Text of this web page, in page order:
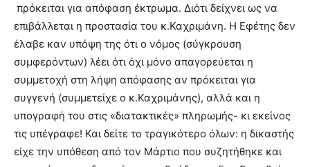
πρόκειται για απόφαση έκτρωμα. Διότι δείχνει ως να
επιβάλλεται η προστασία του κ.Καχριμάνη. Η Εφέτης δεν
έλαβε καν υπόψη της ότι ο νόμος (σύγκρουση
συμφερόντων) λέει ότι όχι μόνο απαγορεύεται η
συμμετοχή στη λήψη απόφασης αν πρόκειται για
συγγενή (συμμετείχε ο κ.Καχριμάνης), αλλά και η
υπογραφή του στις «διατακτικές» πληρωμής- κι εκείνος
τις υπέγραφε! Και δείτε το τραγικότερο όλων: η δικαστής
είχε την υπόθεση από τον Μάρτιο που συζητήθηκε και